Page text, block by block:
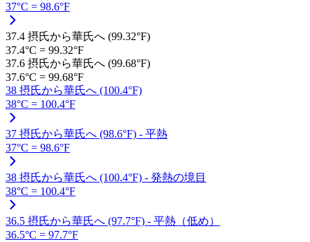
37°C = 98.6°F
37.4 摂氏から華氏へ (99.32°F)
37.4°C = 99.32°F
37.6 摂氏から華氏へ (99.68°F)
37.6°C = 99.68°F
38 摂氏から華氏へ (100.4°F)
38°C = 100.4°F
37 摂氏から華氏へ (98.6°F) - 平熱
37°C = 98.6°F
38 摂氏から華氏へ (100.4°F) - 発熱の境目
38°C = 100.4°F
36.5 摂氏から華氏へ (97.7°F) - 平熱（低め）
36.5°C = 97.7°F